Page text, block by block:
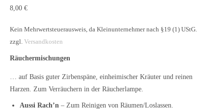
8,00 €
Kein Mehrwertsteuerausweis, da Kleinunternehmer nach §19 (1) UStG.
zzgl. Versandkosten
Räuchermischungen
… auf Basis guter Zirbenspäne, einheimischer Kräuter und reinen
Harzen. Zum Verräuchern in der Räucherlampe.
Aussi Rach’n – Zum Reinigen von Räumen/Loslassen.